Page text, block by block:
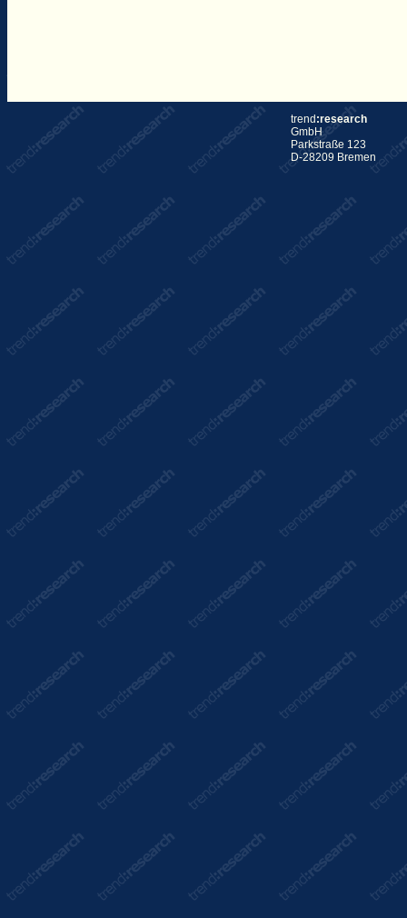
trend :research
GmbH
Parkstraße 123
D-28209 Bremen